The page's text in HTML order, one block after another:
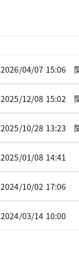
2026/04/07 15:06
2025/12/08 15:02
2025/10/28 13:23
2025/01/08 14:41
2024/10/02 17:06
2024/03/14 10:00